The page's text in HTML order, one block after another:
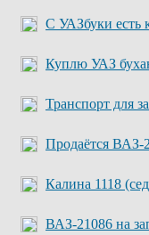
С УАЗбуки есть
Куплю УАЗ
Транспорт для
Продаётся
Калина 1118
ВАЗ-21086 на